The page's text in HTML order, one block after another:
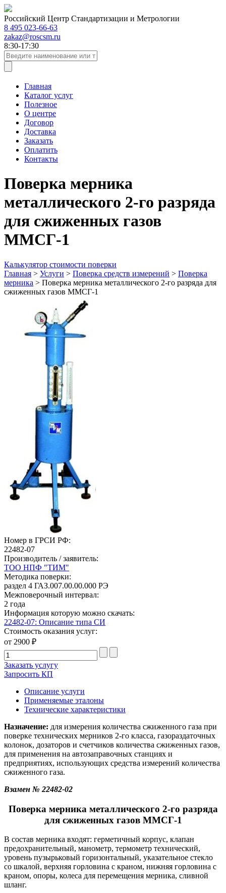
Российский Центр Стандартизации и Метрологии
8 495 023-66-63
zakaz@roscsm.ru
8:30-17:30
Главная
Каталог услуг
Полезное
О центре
Договор
Доставка
Заказать
Оплатить
Контакты
Поверка мерника
металлического 2-го разряда
для сжиженных газов
ММСГ-1
Калькулятор стоимости поверки
Главная > Услуги > Поверка средств измерений > Поверка
мерника > Поверка мерника металлического 2-го разряда для
сжиженных газов ММСГ-1
Номер в ГРСИ РФ:
22482-07
Производитель / заявитель:
ТОО НПФ "ТИМ"
Методика поверки:
раздел 4 ГАЗ.007.00.00.000 РЭ
Межповерочный интервал:
2 года
Информация которую можно скачать:
22482-07: Описание типа СИ
Стоимость оказания услуг:
от 2900 ₽
Заказать услугу
Запросить КП
Описание услуги
Применяемые эталоны
Технические характеристики
Назначение: для измерения количества сжиженного газа при
поверке технических мерников 2-го класса, газораздаточных
колонок, дозаторов и счетчиков количества сжиженных газов,
для применения на автозаправочных станциях и
предприятиях, использующих средства измерений количества
сжиженного газа.
Взамен № 22482-02
Поверка мерника металлического 2-го разряда
для сжиженных газов ММСГ-1
В состав мерника входят: герметичный корпус, клапан
предохранительный, манометр, термометр технический,
уровень пузырьковый горизонтальный, указательное стекло
со шкалой, верхняя горловина с краном, нижняя горловина с
краном, опоры, колеса для перемещения мерника, сливной
шланг.